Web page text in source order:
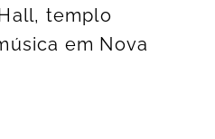
templo
em Nova